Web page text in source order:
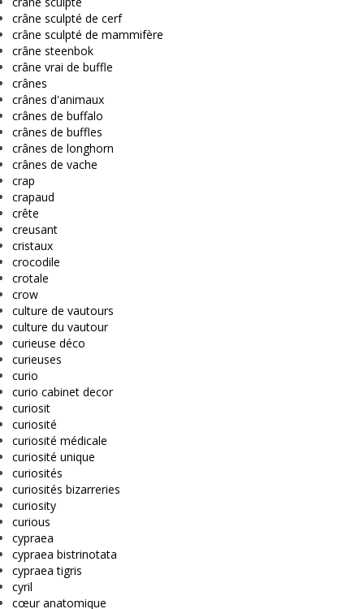
crâne sculpté de cerf
crâne sculpté de mammifère
crâne steenbok
crâne vrai de buffle
crânes
crânes d'animaux
crânes de buffalo
crânes de buffles
crânes de longhorn
crânes de vache
crap
crapaud
crête
creusant
cristaux
crocodile
crotale
crow
culture de vautours
culture du vautour
curieuse déco
curieuses
curio
curio cabinet decor
curiosit
curiosité
curiosité médicale
curiosité unique
curiosités
curiosités bizarreries
curiosity
curious
cypraea
cypraea bistrinotata
cypraea tigris
cyril
cœur anatomique